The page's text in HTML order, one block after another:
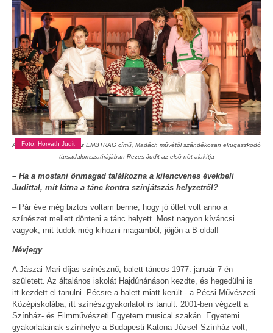
A Katona József Színház EMBTRAG című, Madách művétôl szándékosan elrugaszkodó
társadalomszatírájában Rezes Judit az első nőt alakítja
Fotó: Horváth Judit
– Ha a mostani önmagad találkozna a kilencvenes évekbeli
Judittal, mit látna a tánc kontra színjátszás helyzetről?
– Pár éve még biztos voltam benne, hogy jó ötlet volt anno a
színészet mellett dönteni a tánc helyett. Most nagyon kíváncsi
vagyok, mit tudok még kihozni magamból, jöjjön a B-oldal!
Névjegy
A Jászai Mari-díjas színésznő, balett-táncos 1977. január 7-én
született. Az általános iskolát Hajdúnánáson kezdte, és hegedülni is
itt kezdett el tanulni. Pécsre a balett miatt került - a Pécsi Művészeti
Középiskolába, itt színészgyakorlatot is tanult. 2001-ben végzett a
Színház- és Filmművészeti Egyetem musical szakán. Egyetemi
gyakorlatainak színhelye a Budapesti Katona József Színház volt,